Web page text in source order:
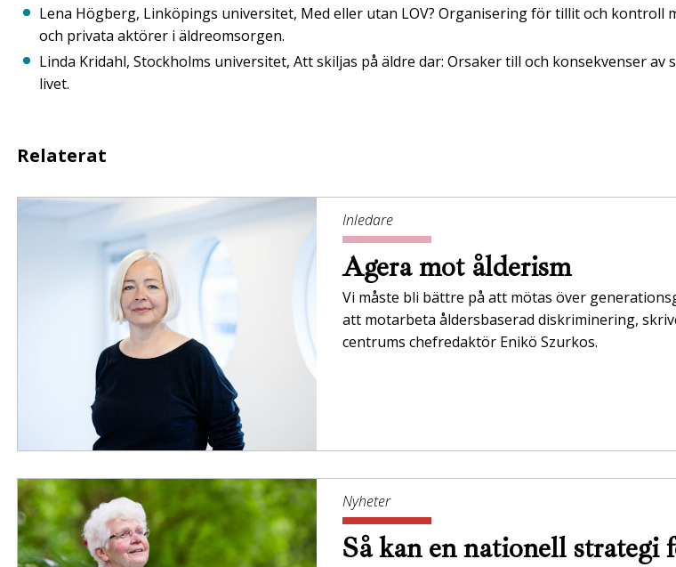
Lena Högberg, Linköpings universitet, Med eller utan LOV? Organisering för tillit och kontroll
och privata aktörer i äldreomsorgen.
Linda Kridahl, Stockholms universitet, Att skiljas på äldre dar: Orsaker till och konsekvenser av
livet.
Relaterat
Inledare
Agera mot ålderism
Vi måste bli bättre på att mötas över
att motarbeta åldersbaserad diskriminering,
centrums chefredaktör Enikö Szurkos.
Nyheter
Så kan en nationell strategi